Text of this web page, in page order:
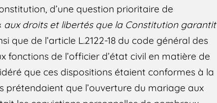
d’une question prioritaire de
aux droits et libertés que la Constitution garantit
que de l’article L.2122-18 du code général des
de l’officier d’état civil en matière de
que ces dispositions étaient conformes à la
que l’ouverture du mariage aux